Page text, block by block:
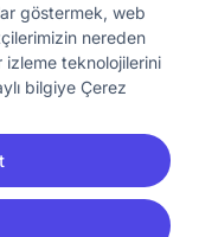
göstermek, web
nereden
teknolojilerini
bilgiye Çerez